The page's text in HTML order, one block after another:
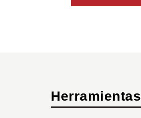
Herramientas